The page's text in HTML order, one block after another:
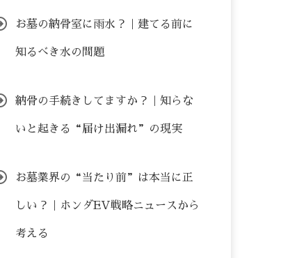
お墓の納骨室に雨水？｜建てる前に
知るべき水の問題
納骨の手続きしてますか？｜知らな
いと起きる“届け出漏れ”の現実
お墓業界の“当たり前”は本当に正
しい？｜ホンダEV戦略ニュースから
考える